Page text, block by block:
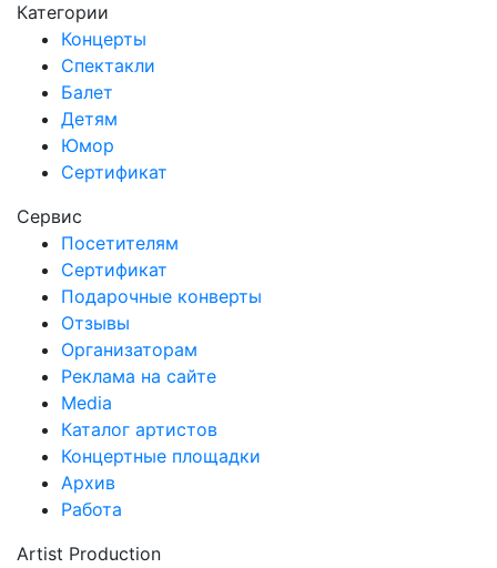
Категории
Концерты
Спектакли
Балет
Детям
Юмор
Сертификат
Сервис
Посетителям
Сертификат
Подарочные конверты
Отзывы
Организаторам
Реклама на сайте
Media
Каталог артистов
Концертные площадки
Архив
Работа
Artist Production